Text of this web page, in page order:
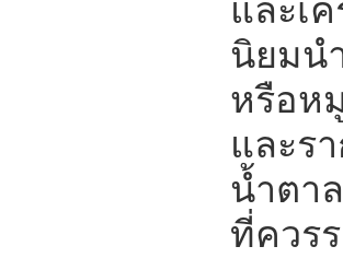
และเ
นิยมน
หรือห
และร
น้ำตา
ที่ควร